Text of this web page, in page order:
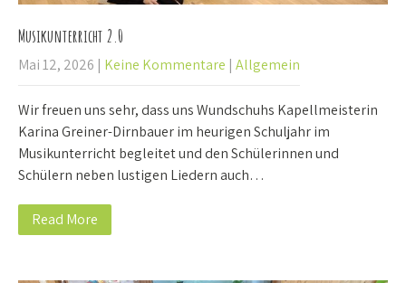
Musikunterricht 2.0
Mai 12, 2026 | Keine Kommentare | Allgemein
Wir freuen uns sehr, dass uns Wundschuhs Kapellmeisterin
Karina Greiner-Dirnbauer im heurigen Schuljahr im
Musikunterricht begleitet und den Schülerinnen und
Schülern neben lustigen Liedern auch…
Read More